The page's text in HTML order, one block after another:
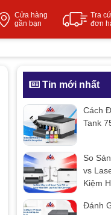
Cửa hàng
gần bạn
Tra
đơn
Tin mới nhất
Cách
Tank
So
vs
Kiệm
Đánh